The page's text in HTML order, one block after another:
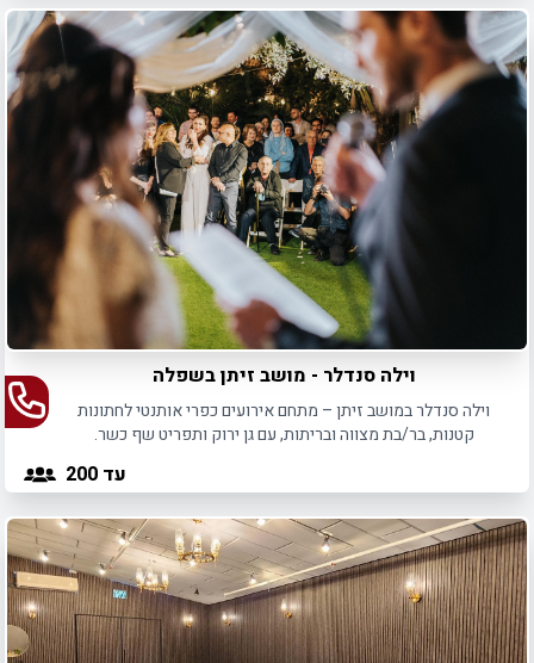
וילה סנדלר - מושב זיתן בשפלה
וילה סנדלר במושב זיתן – מתחם אירועים כפרי אותנטי לחתונות
קטנות, בר/בת מצווה ובריתות, עם גן ירוק ותפריט שף כשר.
עד 200